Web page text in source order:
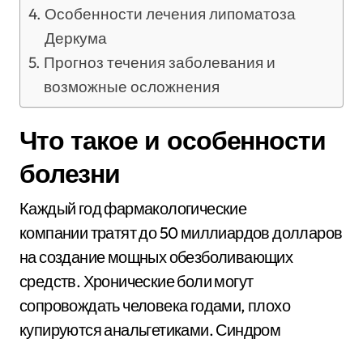
Особенности лечения липоматоза
Деркума
Прогноз течения заболевания и
возможные осложнения
Что такое и особенности
болезни
Каждый год фармакологические
компании тратят до 50 миллиардов долларов
на создание мощных обезболивающих
средств. Хронические боли могут
сопровождать человека годами, плохо
купируются анальгетиками. Синдром